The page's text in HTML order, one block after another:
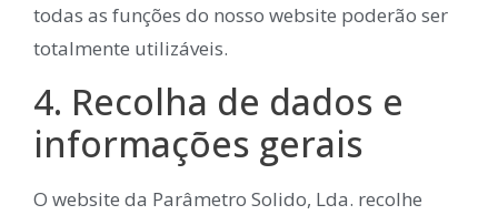
todas as funções do nosso website poderão ser
totalmente utilizáveis.
4. Recolha de dados e
informações gerais
O website da Parâmetro Solido, Lda. recolhe